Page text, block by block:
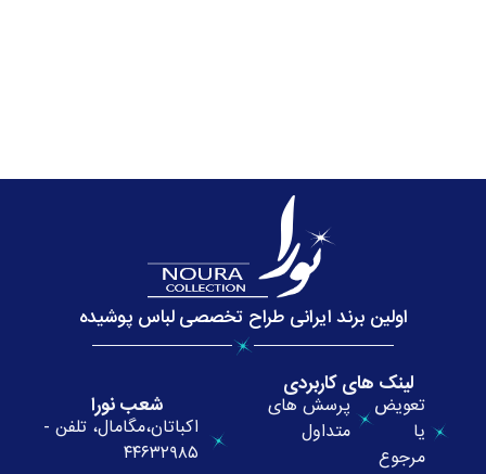
اولین برند ایرانی طراح تخصصی لباس پوشیده
لینک های کاربردی
تعویض
یا
مرجوع
پرسش های
متداول
شعب نورا
اکباتان،مگامال، تلفن -
۴۴۶۳۲۹۸۵